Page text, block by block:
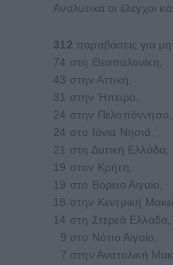
Αναλυτικά οι έλεγχοι
312 παραβάσεις για
74 στη Θεσσαλονίκη,
43 στην Αττική,
31 στην Ήπειρο,
24 στην Πελοπόννησο,
24 στα Ιόνια Νησιά,
21 στη Δυτική Ελλάδα,
19 στον Κρήτη,
19 στο Βόρειο Αιγαίο,
18 στην Κεντρική
14 στη Στερεά Ελλάδα,
9 στο Νότιο Αιγαίο,
7 στην Ανατολική